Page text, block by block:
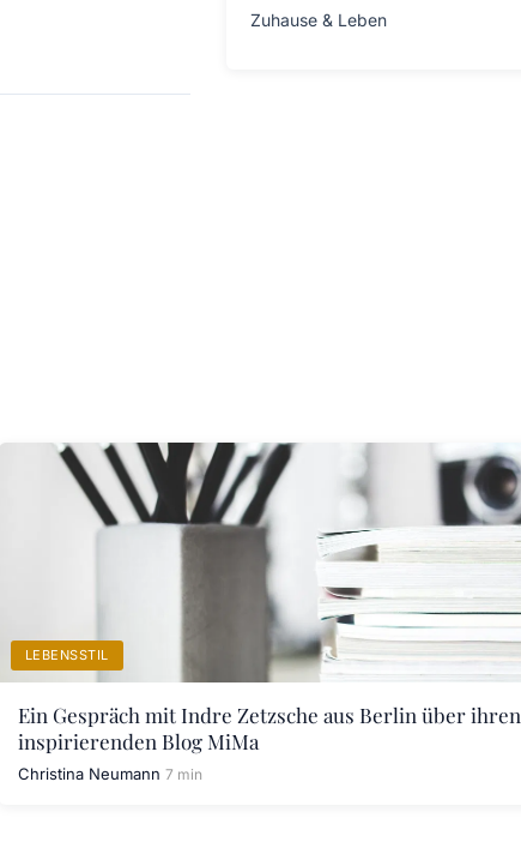
Zuhause & Leben
LEBENSSTIL
Ein Gespräch mit Indre Zetzsche aus Berlin über ihren
inspirierenden Blog MiMa
Christina Neumann 7 min